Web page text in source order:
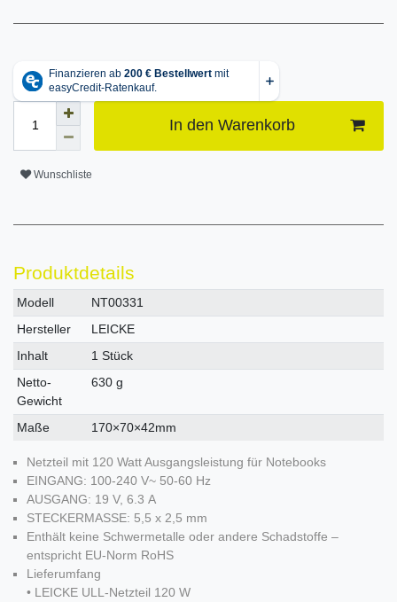
In den Warenkorb
Wunschliste
Produktdetails
Technisches
Merkmal
Wert
Modell
NT00331
Hersteller
LEICKE
Inhalt
1 Stück
Netto-
Gewicht
630 g
Maße 170×70×42mm
Netzteil mit 120 Watt Ausgangsleistung für Notebooks
EINGANG: 100-240 V~ 50-60 Hz
AUSGANG: 19 V, 6.3 A
STECKERMASSE: 5,5 x 2,5 mm
Enthält keine Schwermetalle oder andere Schadstoffe –
entspricht EU-Norm RoHS
Lieferumfang
• LEICKE ULL-Netzteil 120 W